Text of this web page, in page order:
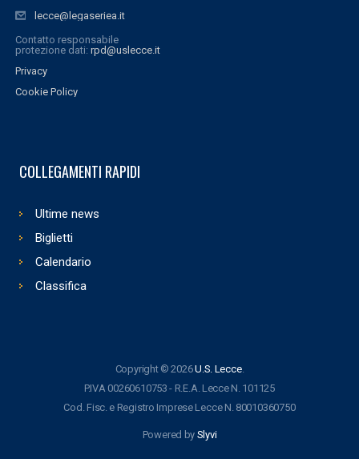
lecce@legaseriea.it
Contatto responsabile
protezione dati: rpd@uslecce.it
Privacy
Cookie Policy
COLLEGAMENTI RAPIDI
Ultime news
Biglietti
Calendario
Classifica
Copyright © 2026U.S. Lecce.
P.IVA 00260610753 - R.E.A. Lecce N. 101125
Cod. Fisc. e Registro Imprese Lecce N. 80010360750
Powered by Slyvi